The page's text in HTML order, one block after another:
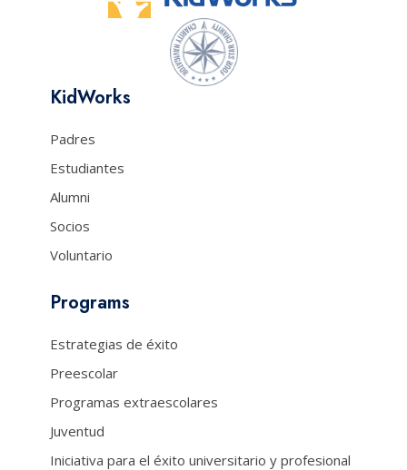
KidWorks
Padres
Estudiantes
Alumni
Socios
Voluntario
Programs
Estrategias de éxito
Preescolar
Programas extraescolares
Juventud
Iniciativa para el éxito universitario y profesional